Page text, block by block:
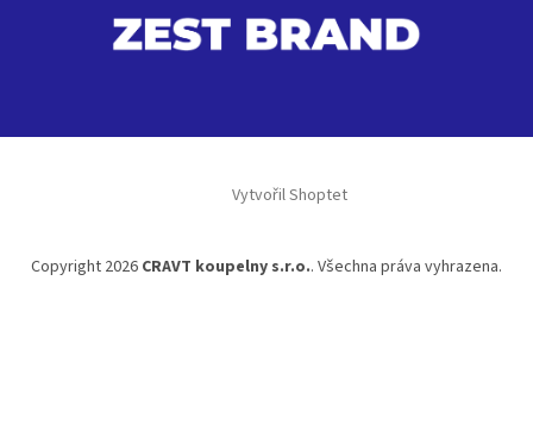
Vytvořil Shoptet
Copyright 2026 CRAVT koupelny s.r.o.. Všechna práva vyhrazena.